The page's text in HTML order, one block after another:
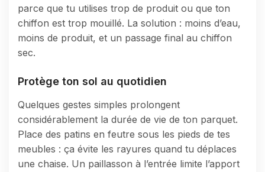
parce que tu utilises trop de produit ou que ton
chiffon est trop mouillé. La solution : moins d’eau,
moins de produit, et un passage final au chiffon
sec.
Protège ton sol au quotidien
Quelques gestes simples prolongent
considérablement la durée de vie de ton parquet.
Place des patins en feutre sous les pieds de tes
meubles : ça évite les rayures quand tu déplaces
une chaise. Un paillasson à l’entrée limite l’apport